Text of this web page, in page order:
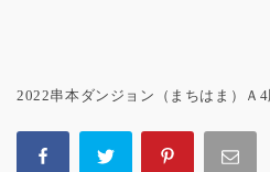
2022串本ダンジョン（まちはま）Ａ4